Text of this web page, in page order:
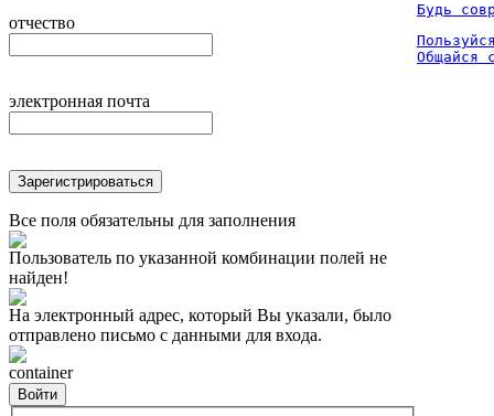
отчество
электронная почта
Зарегистрироваться
Все поля обязательны для заполнения
Пользователь по указанной комбинации полей не
найден!
На электронный адрес, который Вы указали, было
отправлено письмо с данными для входа.
container
Войти
Будь
Общайся